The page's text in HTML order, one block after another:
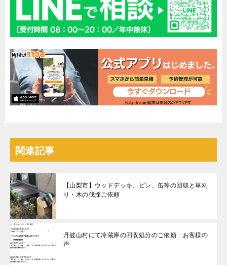
関連記事
【山梨市】ウッドデッキ、ビン、缶等の回収と草刈
り・木の伐採ご依頼
丹波山村にて冷蔵庫の回収処分のご依頼 お客様の
声